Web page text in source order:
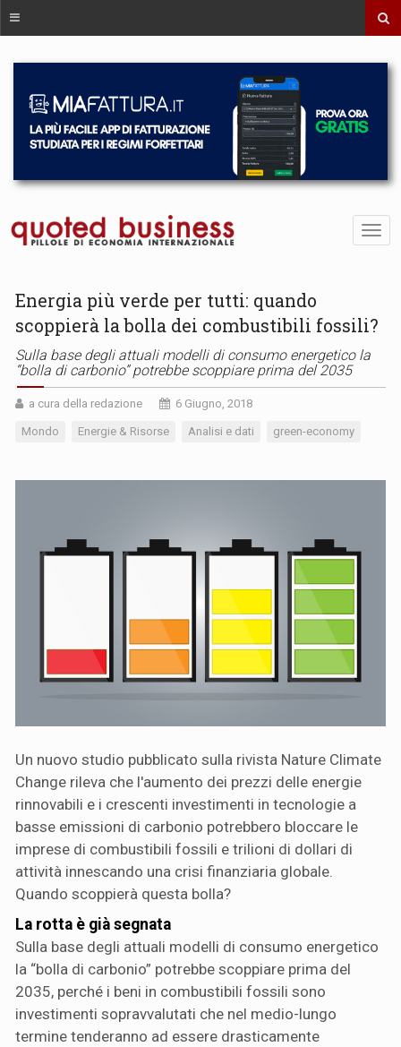
Energia più verde per tutti: quando
scoppierà la bolla dei combustibili fossili?
Sulla base degli attuali modelli di consumo energetico la
“bolla di carbonio” potrebbe scoppiare prima del 2035
a cura della redazione 6 Giugno, 2018
Mondo Energie & Risorse Analisi e dati green-economy
Un nuovo studio pubblicato sulla rivista Nature Climate
Change rileva che l'aumento dei prezzi delle energie
rinnovabili e i crescenti investimenti in tecnologie a
basse emissioni di carbonio potrebbero bloccare le
imprese di combustibili fossili e trilioni di dollari di
attività innescando una crisi finanziaria globale.
Quando scoppierà questa bolla?
La rotta è già segnata
Sulla base degli attuali modelli di consumo energetico
la “bolla di carbonio” potrebbe scoppiare prima del
2035, perché i beni in combustibili fossili sono
investimenti sopravvalutati che nel medio-lungo
termine tenderanno ad essere drasticamente